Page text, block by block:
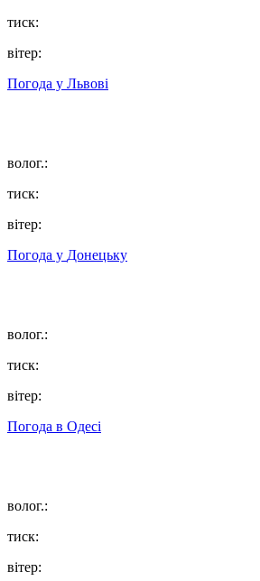
тиск:
вітер:
Погода у Львові
волог.:
тиск:
вітер:
Погода у Донецьку
волог.:
тиск:
вітер:
Погода в Одесі
волог.:
тиск:
вітер: